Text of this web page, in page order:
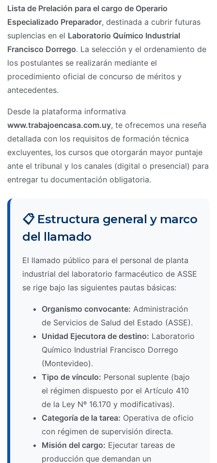
Lista de Prelación para el cargo de Operario
Especializado Preparador, destinada a cubrir futuras
suplencias en el Laboratorio Químico Industrial
Francisco Dorrego. La selección y el ordenamiento de
los postulantes se realizarán mediante el
procedimiento oficial de concurso de méritos y
antecedentes.
Desde la plataforma informativa
www.trabajoencasa.com.uy, te ofrecemos una reseña
detallada con los requisitos de formación técnica
excluyentes, los cursos que otorgarán mayor puntaje
ante el tribunal y los canales (digital o presencial) para
entregar tu documentación obligatoria.
📋 Estructura general y marco
del llamado
El llamado público para el personal de planta
industrial del laboratorio farmacéutico de ASSE
se rige bajo las siguientes pautas básicas:
Organismo convocante: Administración
de Servicios de Salud del Estado (ASSE).
Unidad Ejecutora de destino: Laboratorio
Químico Industrial Francisco Dorrego
(Montevideo).
Tipo de vínculo: Personal suplente (bajo
el régimen dispuesto por el Artículo 410
de la Ley Nº 16.170 y modificativas).
Categoría de la tarea: Operativa de oficio
con régimen de supervisión directa.
Misión del cargo: Ejecutar tareas de
producción que demandan un